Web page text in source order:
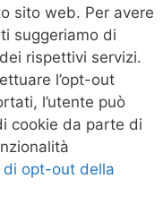
sito web. Per avere
suggeriamo di
rispettivi servizi.
l’opt-out
l’utente può
cookie da parte di
di opt-out della